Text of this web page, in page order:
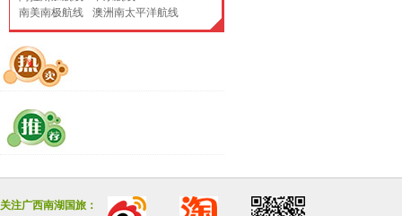
南美南极航线
澳洲南太平洋航线
关注广西南湖国旅：